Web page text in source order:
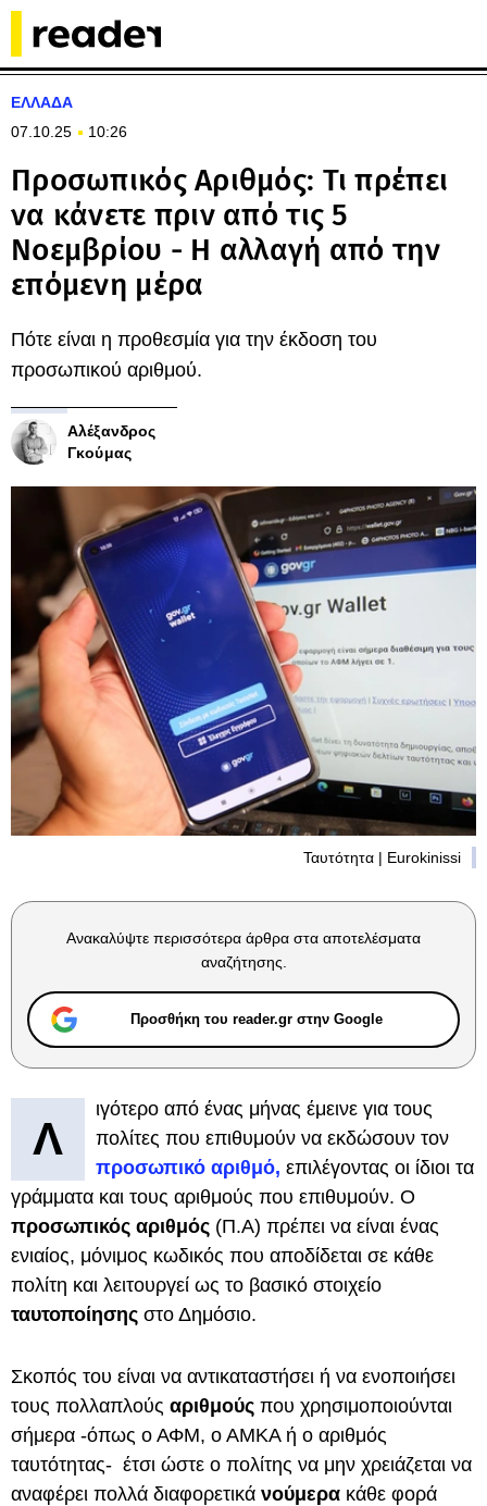
ΕΛΛΑΔΑ
07.10.25
10:26
Προσωπικός Αριθμός: Τι πρέπει
να κάνετε πριν από τις 5
Νοεμβρίου - Η αλλαγή από την
επόμενη μέρα
Πότε είναι η προθεσμία για την έκδοση του
προσωπικού αριθμού.
Αλέξανδρος
Γκούμας
Ταυτότητα | Eurokinissi
Ανακαλύψτε περισσότερα άρθρα στα αποτελέσματα
αναζήτησης.
Προσθήκη του reader.gr στην Google
Λ
ιγότερο από ένας μήνας έμεινε για τους
πολίτες που επιθυμούν να εκδώσουν τον
προσωπικό αριθμό, επιλέγοντας οι ίδιοι τα
γράμματα και τους αριθμούς που επιθυμούν. Ο
προσωπικός αριθμός (Π.Α) πρέπει να είναι ένας
ενιαίος, μόνιμος κωδικός που αποδίδεται σε κάθε
πολίτη και λειτουργεί ως το βασικό στοιχείο
ταυτοποίησης στο Δημόσιο.
Σκοπός του είναι να αντικαταστήσει ή να ενοποιήσει
τους πολλαπλούς αριθμούς που χρησιμοποιούνται
σήμερα -όπως ο ΑΦΜ, ο ΑΜΚΑ ή ο αριθμός
ταυτότητας- έτσι ώστε ο πολίτης να μην χρειάζεται να
αναφέρει πολλά διαφορετικά νούμερα κάθε φορά